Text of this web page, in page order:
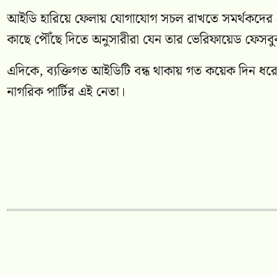
আইডি হারিয়ে ফেলায় যোগাযোগ সচল রাখতে সমর্থকদের
কাছে পৌঁছে দিতে অনুসারীরা যেন তার ভেরিফায়েড
এদিকে, ব্যক্তিগত আইডিটি বন্ধ থাকায় গত কয়েক দিন
নাগরিক পার্টির এই নেতা।